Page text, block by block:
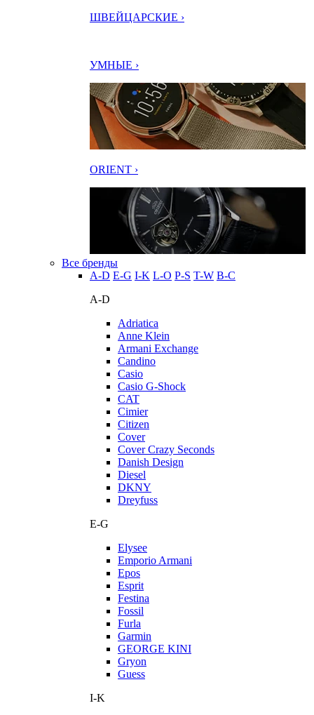
ШВЕЙЦАРСКИЕ ›
УМНЫЕ ›
ORIENT ›
Все бренды
A-D E-G I-K L-O P-S T-W В-С
A-D
Adriatica
Anne Klein
Armani Exchange
Candino
Casio
Casio G-Shock
CAT
Cimier
Citizen
Cover
Cover Crazy Seconds
Danish Design
Diesel
DKNY
Dreyfuss
E-G
Elysee
Emporio Armani
Epos
Esprit
Festina
Fossil
Furla
Garmin
GEORGE KINI
Gryon
Guess
I-K